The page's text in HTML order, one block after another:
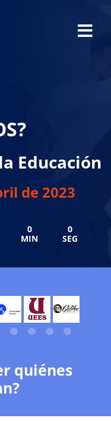
Educación
de 2023
0
MIN
0
SEG
quiénes